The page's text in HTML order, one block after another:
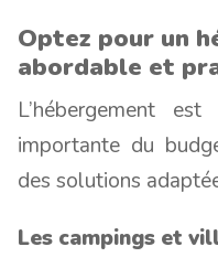
Optez pour un
abordable et
L’hébergement
importante du
des solutions
Les campings et